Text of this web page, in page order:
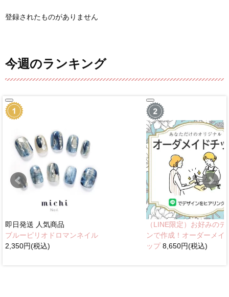
登録されたものがありません
今週のランキング
即日発送 人気商品
ブルーピリオドロマンネイル
2,350円(税込)
（LINE限定）お好みのデ
ンで作成！オーダーメイ
ップ8,650円(税込)